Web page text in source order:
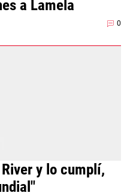
a Lamela
0
y lo cumplí,